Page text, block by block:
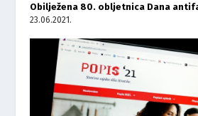
Obilježena 80. obljetnica Dana
23.06.2021.